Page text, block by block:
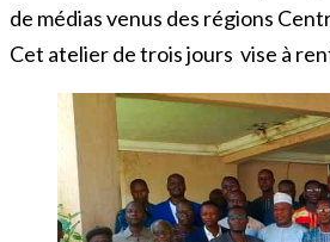
de médias venus des régions
Cet atelier de trois jours vise à